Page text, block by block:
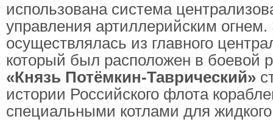
использована система
управления артиллерийским
осуществлялась из главного
который был расположен в боевой
«Князь Потёмкин-Таврический»
истории Российского флота
специальными котлами для